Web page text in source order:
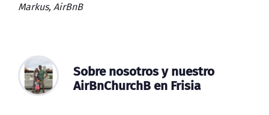
Markus, AirBnB
Sobre nosotros y nuestro
AirBnChurchB en Frisia